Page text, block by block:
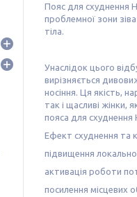
Пояс для схуднення
проблемної зони
тіла.
Унаслідок цього
вирізняється
носіння. Ця якість,
так і щасливі жінки,
пояса для схуднення
Ефект схуднення та
підвищення
активація роботи
посилення місцевих